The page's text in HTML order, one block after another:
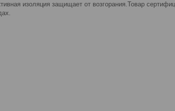
изоляция защищает от возгорания.Товар